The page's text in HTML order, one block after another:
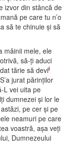
izvor din stâncă de
pe care tu n’o
să te chinuie şi să
mâinii mele, ele
să-ţi aduci
tărie să devii
jurat părinţilor
L vei uita pe
dumnezei şi lor le
pe cer şi pe
neamuri pe care
voastră, aşa veţi
Dumnezeului